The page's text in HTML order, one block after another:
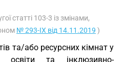
статті 103-3 із змінами,
№ 293-IX від 14.11.2019 )
та/або ресурсних кімнат у
освіти та інклюзивно-